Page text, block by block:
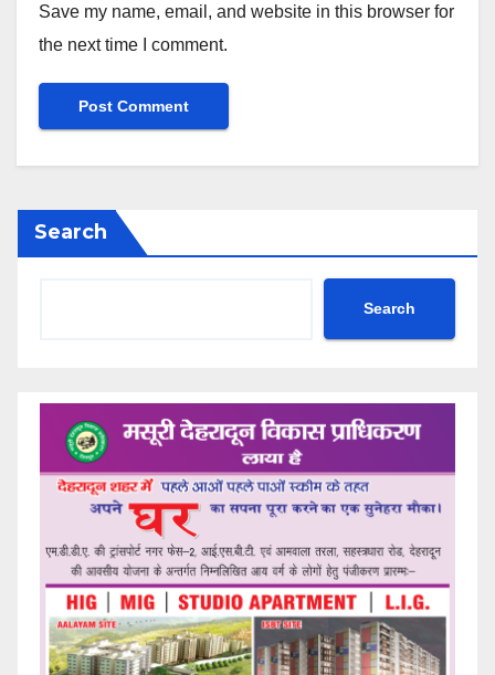
Save my name, email, and website in this browser for
the next time I comment.
Search
Search